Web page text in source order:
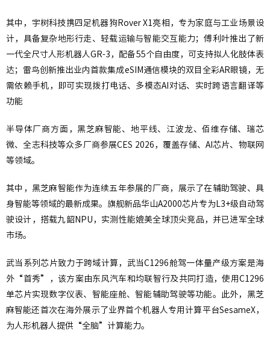
其中，宇树科技携四足机器狗Rover X1亮相，专为家庭与工业场景设
计，具备复杂地形行走、轻载运输与智能交互能力；傅利叶推出了新
一代全尺寸人形机器人GR-3，配备55个自由度，可支持拟人化肢体表
达；雷鸟创新推出业内首款集成eSIM通信模块的双目全彩AR眼镜，无
需依赖手机，即可实现拨打电话、多模态AI对话、实时跨语言翻译等
功能
半导体厂商方面，黑芝麻智能、地平线、江波龙、佰维存储、瑞芯
微、全志科技等众多厂商参展CES 2026，覆盖存储、AI芯片、物联网
等领域。
其中，黑芝麻智能作为连续五年参展的厂商，展示了在辅助驾驶、具
身智能等领域的最新成果。旗舰新品华山A2000芯片专为L3+级自动驾
驶设计，搭载九韶NPU，实测性能媲美全球顶尖竞品，并已进军全球
市场。
武当系列芯片致力于跨域计算，武当C1296舱驾一体量产级方案是海
外“首秀”，该方案由东风汽车和均联智行及共同打造，使用C1296
单芯片实现数字仪表、智能座舱、智能辅助驾驶等功能。此外，黑芝
麻智能还首次在海外展示了业界首个机器人专用计算平台SesameX，
为人形机器人提供“全脑”计算能力。